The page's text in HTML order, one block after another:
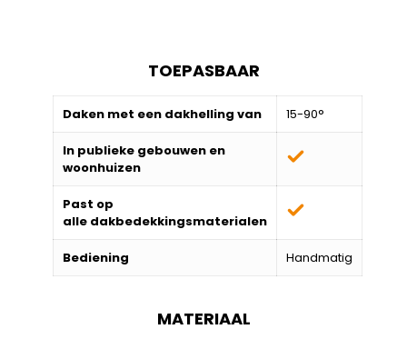
TOEPASBAAR
Daken met een dakhelling van 15-90°
In publieke gebouwen en
woonhuizen
Past op
alle dakbedekkingsmaterialen
Bediening Handmatig
MATERIAAL